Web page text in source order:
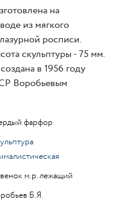
на
из мягкого
росписи.
скульптуры - 75 мм.
в 1956 году
Воробьевым
фарфор
м.р. лежащий
Б.Я.